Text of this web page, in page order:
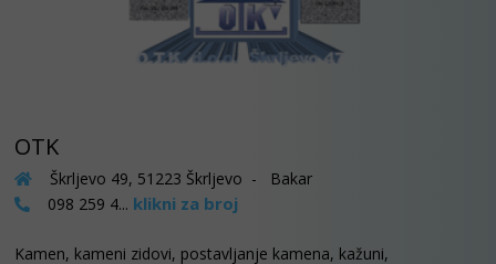
OTK
Škrljevo 49, 51223 Škrljevo - Bakar
098 259 4... klikni za broj
Kamen, kameni zidovi, postavljanje kamena, kažuni,